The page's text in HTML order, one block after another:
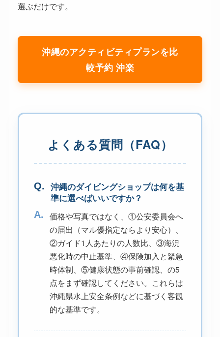
選ぶだけです。
沖縄のアクティビティプランを比
較予約 沖楽
よくある質問（FAQ）
Q. 沖縄のダイビングショップは何を基
準に選べばいいですか？
A. 価格や写真ではなく、①公安委員会へ
の届出（マル優指定ならより安心）、
②ガイド1人あたりの人数比、③海況
悪化時の中止基準、④保険加入と緊急
時体制、⑤健康状態の事前確認、の5
点をまず確認してください。これらは
沖縄県水上安全条例などに基づく客観
的な基準です。